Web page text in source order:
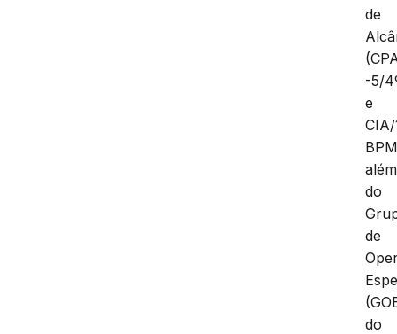
de
-5/
e
CIA/
além
do
de
do